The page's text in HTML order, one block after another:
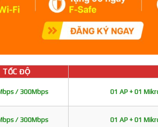
TỐC ĐỘ
/ 300Mbps 01 AP + 01
/ 300Mbps 01 AP + 01